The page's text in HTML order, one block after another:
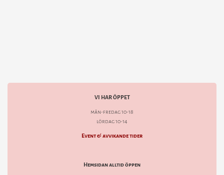
VI HAR ÖPPET
mån-fredag 10-18
lördag 10-14
Event & avvikande tider
Hemsidan alltid öppen